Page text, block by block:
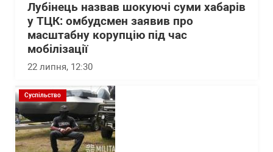
Лубінець назвав шокуючі суми хабарів
у ТЦК: омбудсмен заявив про
масштабну корупцію під час
мобілізації
22 липня, 12:30
Суспільство